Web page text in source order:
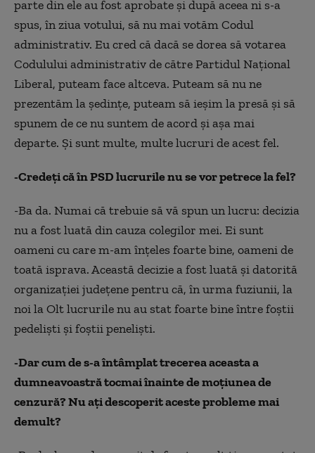
parte din ele au fost aprobate şi după aceea ni s-a
spus, în ziua votului, să nu mai votăm Codul
administrativ. Eu cred că dacă se dorea să votarea
Codulului administrativ de către Partidul Naţional
Liberal, puteam face altceva. Puteam să nu ne
prezentăm la şedinţe, puteam să ieşim la presă şi să
spunem de ce nu suntem de acord şi aşa mai
departe. Şi sunt multe, multe lucruri de acest fel.
-Credeţi că în PSD lucrurile nu se vor petrece la fel?
-Ba da. Numai că trebuie să vă spun un lucru: decizia
nu a fost luată din cauza colegilor mei. Ei sunt
oameni cu care m-am înţeles foarte bine, oameni de
toată isprava. Această decizie a fost luată şi datorită
organizaţiei judeţene pentru că, în urma fuziunii, la
noi la Olt lucrurile nu au stat foarte bine între foştii
pedelişti şi foştii penelişti.
-Dar cum de s-a întâmplat trecerea aceasta a
dumneavoastră tocmai înainte de moţiunea de
cenzură? Nu aţi descoperit aceste probleme mai
demult?